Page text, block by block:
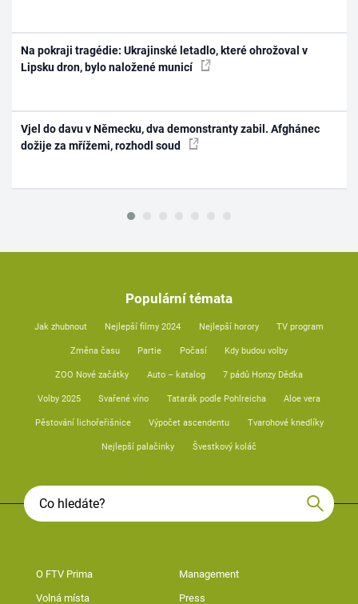
Na pokraji tragédie: Ukrajinské letadlo, které ohrožoval v
Lipsku dron, bylo naložené municí
Vjel do davu v Německu, dva demonstranty zabil. Afghánec
dožije za mřížemi, rozhodl soud
Populární témata
Jak zhubnout Nejlepší filmy 2024 Nejlepší horory TV program
Změna času Partie Počasí Kdy budou volby
ZOO Nové začátky Auto – katalog 7 pádů Honzy Dědka
Volby 2025 Svařené víno Tatarák podle Pohlreicha Aloe vera
Pěstování lichořeřišnice Výpočet ascendentu Tvarohové knedlíky
Nejlepší palačinky Švestkový koláč
O FTV Prima Management
Volná místa Press